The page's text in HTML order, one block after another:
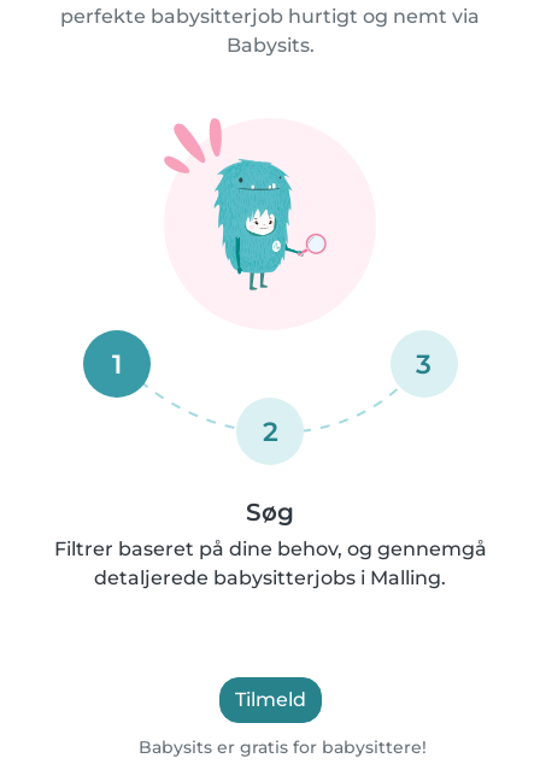
perfekte babysitterjob hurtigt og nemt via
Babysits.
1
2
3
Søg
Filtrer baseret på dine behov, og gennemgå
detaljerede babysitterjobs i Malling.
Tilmeld
Babysits er gratis for babysittere!